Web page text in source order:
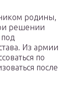
родины,
решении
Из армии
по
после